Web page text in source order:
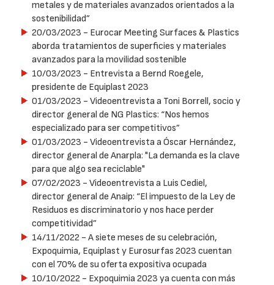
metales y de materiales avanzados orientados a la
sostenibilidad”
20/03/2023 - Eurocar Meeting Surfaces & Plastics
aborda tratamientos de superficies y materiales
avanzados para la movilidad sostenible
10/03/2023 - Entrevista a Bernd Roegele,
presidente de Equiplast 2023
01/03/2023 - Videoentrevista a Toni Borrell, socio y
director general de NG Plastics: “Nos hemos
especializado para ser competitivos”
01/03/2023 - Videoentrevista a Óscar Hernández,
director general de Anarpla: "La demanda es la clave
para que algo sea reciclable"
07/02/2023 - Videoentrevista a Luis Cediel,
director general de Anaip: “El impuesto de la Ley de
Residuos es discriminatorio y nos hace perder
competitividad”
14/11/2022 - A siete meses de su celebración,
Expoquimia, Equiplast y Eurosurfas 2023 cuentan
con el 70% de su oferta expositiva ocupada
10/10/2022 - Expoquimia 2023 ya cuenta con más